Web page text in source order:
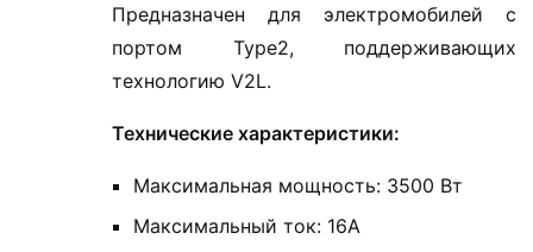
Предназначен для электромобилей с
портом Type2, поддерживающих
технологию V2L.
Технические характеристики:
Максимальная мощность: 3500 Вт
Максимальный ток: 16А